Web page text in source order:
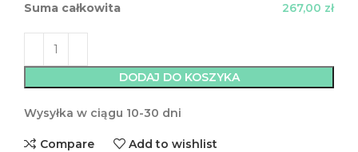
Suma całkowita
267,00 zł
DODAJ DO KOSZYKA
Wysyłka w ciągu 10-30 dni
Compare Add to wishlist